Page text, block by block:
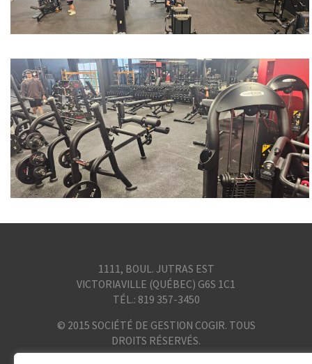
1111, BOUL. JUTRAS EST
VICTORIAVILLE (QUÉBEC) G6S 1C1
TÉL.: 819 357-3450
© 2015 SOCIÉTÉ DE GESTION COGIR. TOUS
DROITS RÉSERVÉS.